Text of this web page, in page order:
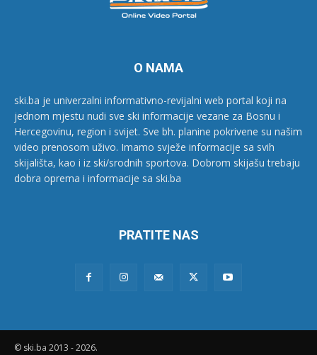
O NAMA
ski.ba je univerzalni informativno-revijalni web portal koji na
jednom mjestu nudi sve ski informacije vezane za Bosnu i
Hercegovinu, region i svijet. Sve bh. planine pokrivene su našim
video prenosom uživo. Imamo svježe informacije sa svih
skijališta, kao i iz ski/srodnih sportova. Dobrom skijašu trebaju
dobra oprema i informacije sa ski.ba
PRATITE NAS
© ski.ba 2013 - 2026.